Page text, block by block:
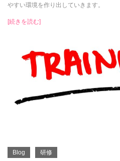
やすい環境を作り出していきます。
[続きを読む]
Blog 研修